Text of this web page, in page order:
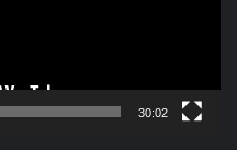
30:02